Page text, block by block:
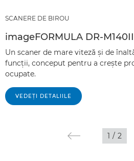
SCANERE DE BIROU
imageFORMULA DR-M140II
Un scaner de mare viteză şi de
funcţii, conceput pentru a creşte
ocupate.
VEDEŢI DETALIILE
1 / 2